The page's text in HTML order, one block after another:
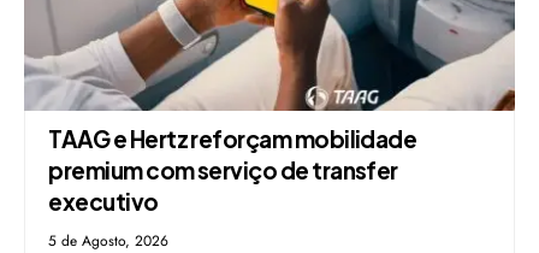
TAAG e Hertz reforçam mobilidade
premium com serviço de transfer
executivo
5 de Agosto, 2026